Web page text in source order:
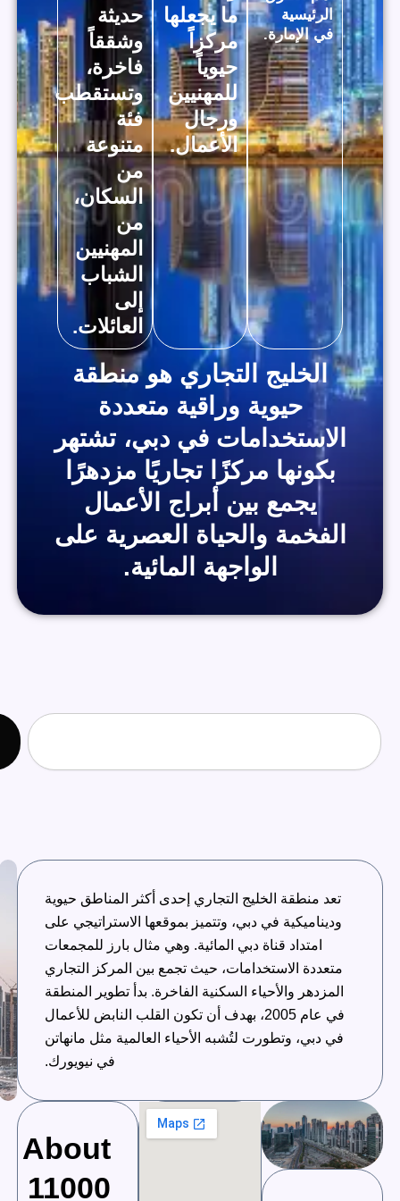
الرئيسية
في الإمارة.
ما يجعلها
مركزاً
حيوياً
للمهنيين
ورجال
الأعمال.
حديثة
وشققاً
فاخرة،
وتستقطب
فئة
متنوعة
من
السكان،
من
المهنيين
الشباب
العائلات.
الخليج التجاري هو منطقة
حيوية وراقية متعددة
الاستخدامات في دبي، تشتهر
بكونها مركزًا تجاريًا مزدهرًا
يجمع بين أبراج الأعمال
الفخمة والحياة العصرية على
الواجهة المائية.
ابحث
تعد منطقة الخليج التجاري إحدى أكثر المناطق حيوية
وديناميكية في دبي، وتتميز بموقعها الاستراتيجي على
امتداد قناة دبي المائية. وهي مثال بارز للمجمعات
متعددة الاستخدامات، حيث تجمع بين المركز التجاري
المزدهر والأحياء السكنية الفاخرة. بدأ تطوير المنطقة
في عام 2005، بهدف أن تكون القلب النابض للأعمال
في دبي، وتطورت لتُشبه الأحياء العالمية مثل مانهاتن
في نيويورك.
About
11000